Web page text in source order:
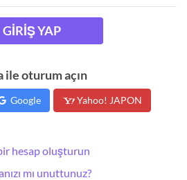
GIRIŞ YAP
ile oturum açın
Google Yahoo! JAPON
hesap oluşturun
mı unuttunuz?